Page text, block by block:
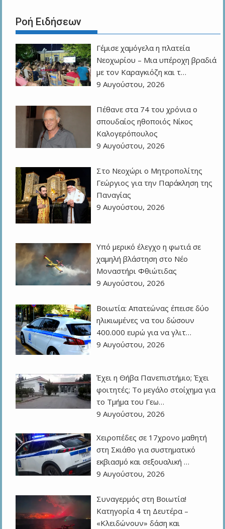
Ροή Ειδήσεων
Γέμισε χαμόγελα η πλατεία
Νεοχωρίου – Μια υπέροχη βραδιά
με τον Καραγκιόζη και τ…
9 Αυγούστου, 2026
Πέθανε στα 74 του χρόνια ο
σπουδαίος ηθοποιός Νίκος
Καλογερόπουλος
9 Αυγούστου, 2026
Στο Νεοχώρι ο Μητροπολίτης
Γεώργιος για την Παράκληση της
Παναγίας
9 Αυγούστου, 2026
Υπό μερικό έλεγχο η φωτιά σε
χαμηλή βλάστηση στο Νέο
Μοναστήρι Φθιώτιδας
9 Αυγούστου, 2026
Βοιωτία: Απατεώνας έπεισε δύο
ηλικιωμένες να του δώσουν
400.000 ευρώ για να γλιτ…
9 Αυγούστου, 2026
Έχει η Θήβα Πανεπιστήμιο; Έχει
φοιτητές; Το μεγάλο στοίχημα για
το Τμήμα του Γεω…
9 Αυγούστου, 2026
Χειροπέδες σε 17χρονο μαθητή
στη Σκιάθο για συστηματικό
εκβιασμό και σεξουαλική …
9 Αυγούστου, 2026
Συναγερμός στη Βοιωτία!
Κατηγορία 4 τη Δευτέρα –
«Κλειδώνουν» δάση και